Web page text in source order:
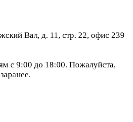
Вал, д. 11, стр. 22, офис 239
с 9:00 до 18:00. Пожалуйста,